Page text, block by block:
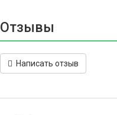
Отзывы
Написать отзыв